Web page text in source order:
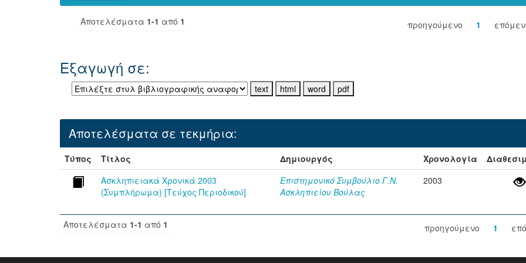
Αποτελέσματα 1-1 από 1 προηγούμενο 1
Εξαγωγή σε:
Αποτελέσματα σε τεκμήρια:
Τύπος Τίτλος Δημιουργός Χρονολογία
Ασκληπιειακά Χρονικά 2003
(Συμπλήρωμα) [Τεύχος Περιοδικού]
Επιστημονικό Συμβούλιο Γ.Ν.
Ασκληπιείου Βούλας
2003
Αποτελέσματα 1-1 από 1 προηγούμενο 1